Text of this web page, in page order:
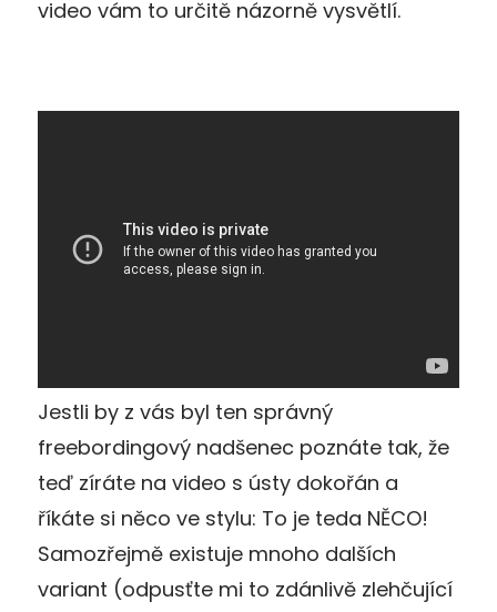
video vám to určitě názorně vysvětlí.
Jestli by z vás byl ten správný
freebordingový nadšenec poznáte tak, že
teď zíráte na video s ústy dokořán a
říkáte si něco ve stylu: To je teda NĚCO!
Samozřejmě existuje mnoho dalších
variant (odpusťte mi to zdánlivě zlehčující